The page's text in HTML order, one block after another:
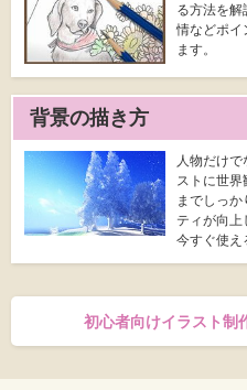
る方法を
情などポイ
ます。
背景の描き方
人物だけ
ストに世
までしっ
ティが向上
今すぐ使え
初心者向けイラスト制